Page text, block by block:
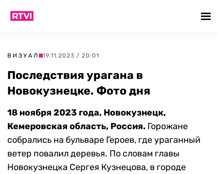
ВИЗУАЛ 19.11.2023 / 20:01
Последствия урагана в
Новокузнецке. Фото дня
18 ноября 2023 года, Новокузнецк,
Кемеровская область, Россия. Горожане
собрались на бульваре Героев, где ураганный
ветер повалил деревья. По словам главы
Новокузнецка Сергея Кузнецова, в городе